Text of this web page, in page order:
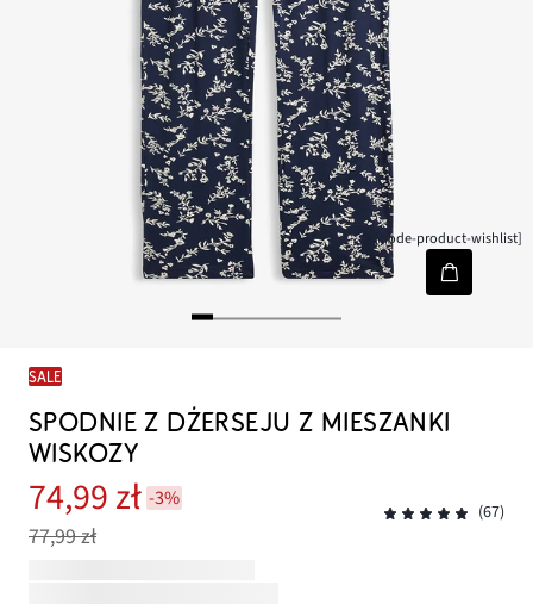
[node-product-wishlist]
SALE
SPODNIE Z DŻERSEJU Z MIESZANKI
WISKOZY
74,99 zł -3%
77,99 zł
(67)